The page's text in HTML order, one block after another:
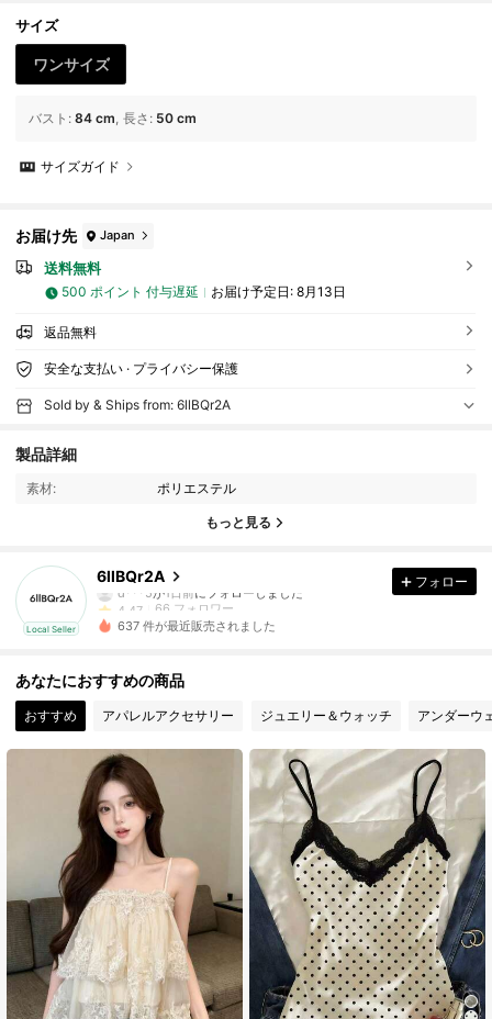
サイズ
ワンサイズ
バスト : 84 cm 長さ : 50 cm
サイズガイド
お届け先 Japan
送料無料
500 ポイント 付与遅延 お届け予定日: 8月13日
返品無料
安全な支払い · プライバシー保護
Sold by & Ships from: 6llBQr2A
製品詳細
素材: ポリエステル
もっと見る
Local Seller
6llBQr2A
66 フォロワー
d***5が 1日前
4.47
66 フォロワー
4.47 66 フォロワー
4.47 66 フォロワー
4.47 66 フォロワー
4.47 66 フォロワー
4.47 66 フォロワー
フォロー
637 件が最近販売されました
あなたにおすすめの商品
おすすめ アパレルアクセサリー ジュエリー＆ウォッチ アンダーウ